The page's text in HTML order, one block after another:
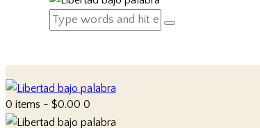
0 items - $0.00 0